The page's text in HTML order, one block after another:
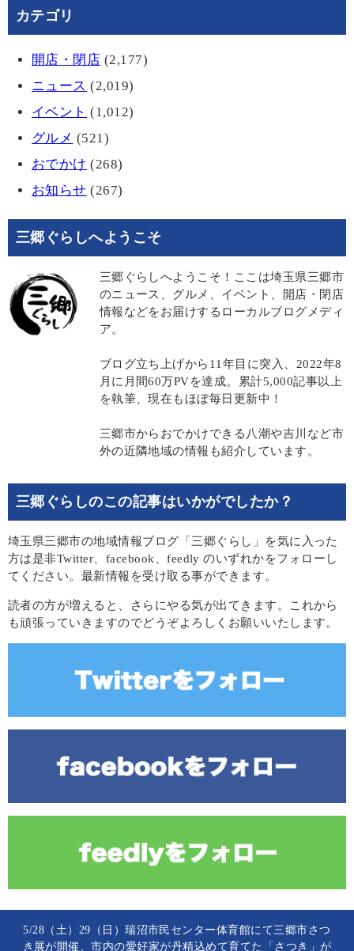
カテゴリ
開店・閉店 (2,177)
ニュース (2,019)
イベント (1,012)
グルメ (521)
おでかけ (268)
お知らせ (267)
三郷ぐらしへようこそ
三郷ぐらしへようこそ！ここは埼玉県三郷市
のニュース、グルメ、イベント、開店・閉店
情報などをお届けするローカルブログメディ
ア。
ブログ立ち上げから11年目に突入、2022年8
月に月間60万PVを達成。累計5,000記事以上
を執筆、現在もほぼ毎日更新中！
三郷市からおでかけできる八潮や吉川など市
外の近隣地域の情報も紹介しています。
三郷ぐらしのこの記事はいかがでしたか？
埼玉県三郷市の地域情報ブログ「三郷ぐらし」を気に入った
方は是非Twitter、facebook、feedly のいずれかをフォローし
てください。最新情報を受け取る事ができます。
読者の方が増えると、さらにやる気が出てきます。これから
も頑張っていきますのでどうぞよろしくお願いいたします。
5/28（土）29（日）瑞沼市民センター体育館にて三郷市さつ
き展が開催、市内の愛好家が丹精込めて育てた「さつき」が